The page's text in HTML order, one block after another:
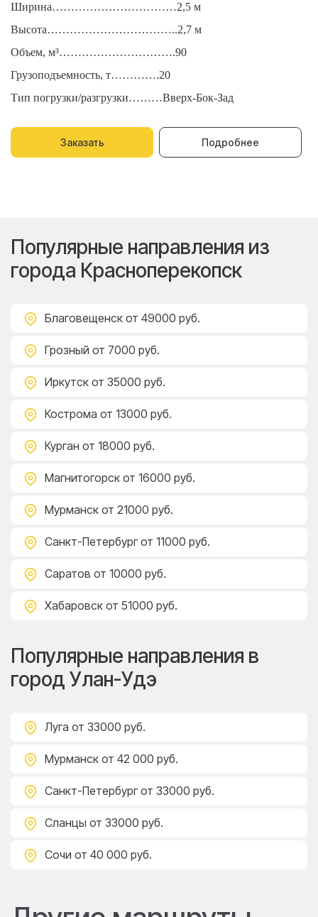
Ширина……………………………2,5 м
Высота……………………………..2,7 м
Объем, м³………………………….90
Грузоподъемность, т………….20
Тип погрузки/разгрузки………Вверх-Бок-Зад
Заказать Подробнее
Популярные направления из
города Красноперекопск
Благовещенск от 49000 руб.
Грозный от 7000 руб.
Иркутск от 35000 руб.
Кострома от 13000 руб.
Курган от 18000 руб.
Магнитогорск от 16000 руб.
Мурманск от 21000 руб.
Санкт-Петербург от 11000 руб.
Саратов от 10000 руб.
Хабаровск от 51000 руб.
Популярные направления в
город Улан-Удэ
Луга от 33000 руб.
Мурманск от 42 000 руб.
Санкт-Петербург от 33000 руб.
Сланцы от 33000 руб.
Сочи от 40 000 руб.